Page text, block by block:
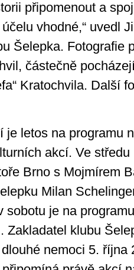
připomenout a
vhodné,“ uvedl
Šelepka. Fotografie
částečně
Kratochvila. Další
je letos na programu
akcí. Ve
Brno s Mojmírem
Milan
sobotu je na
Zakladatel klubu
nemoci 5. října